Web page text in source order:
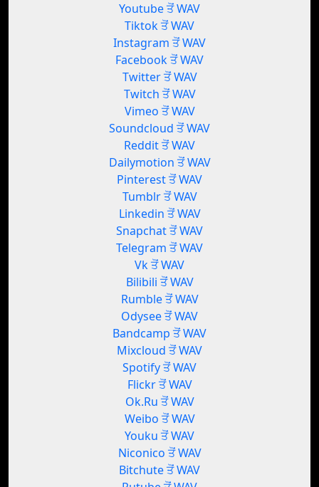
Youtube ਤੋਂ WAV
Tiktok ਤੋਂ WAV
Instagram ਤੋਂ WAV
Facebook ਤੋਂ WAV
Twitter ਤੋਂ WAV
Twitch ਤੋਂ WAV
Vimeo ਤੋਂ WAV
Soundcloud ਤੋਂ WAV
Reddit ਤੋਂ WAV
Dailymotion ਤੋਂ WAV
Pinterest ਤੋਂ WAV
Tumblr ਤੋਂ WAV
Linkedin ਤੋਂ WAV
Snapchat ਤੋਂ WAV
Telegram ਤੋਂ WAV
Vk ਤੋਂ WAV
Bilibili ਤੋਂ WAV
Rumble ਤੋਂ WAV
Odysee ਤੋਂ WAV
Bandcamp ਤੋਂ WAV
Mixcloud ਤੋਂ WAV
Spotify ਤੋਂ WAV
Flickr ਤੋਂ WAV
Ok.Ru ਤੋਂ WAV
Weibo ਤੋਂ WAV
Youku ਤੋਂ WAV
Niconico ਤੋਂ WAV
Bitchute ਤੋਂ WAV